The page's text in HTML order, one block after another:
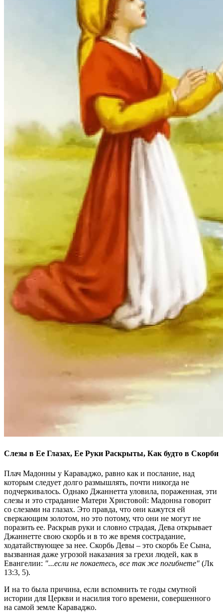
Слезы в Ее Глазах, Ее Руки Раскрыты, Как будто в Скорби
Плач Мадонны у Караваджо, равно как и послание, над
которым следует долго размышлять, почти никогда не
подчеркивалось. Однако Джаннетта уловила, пораженная, эти
слезы и это страдание Матери Христовой: Мадонна говорит
со слезами на глазах. Это правда, что они кажутся ей
сверкающим золотом, но это потому, что они не могут не
поразить ее. Раскрыв руки и словно страдая, Дева открывает
Джаннетте свою скорбь и в то же время сострадание,
ходатайствующее за нее. Скорбь Девы – это скорбь Ее Сына,
вызванная даже угрозой наказания за грехи людей, как в
Евангелии: "...если не покаетесь, все так же погибнете" (Лк
13:3, 5).
И на то была причина, если вспомнить те годы смутной
истории для Церкви и насилия того времени, совершенного
на самой земле Караваджо.